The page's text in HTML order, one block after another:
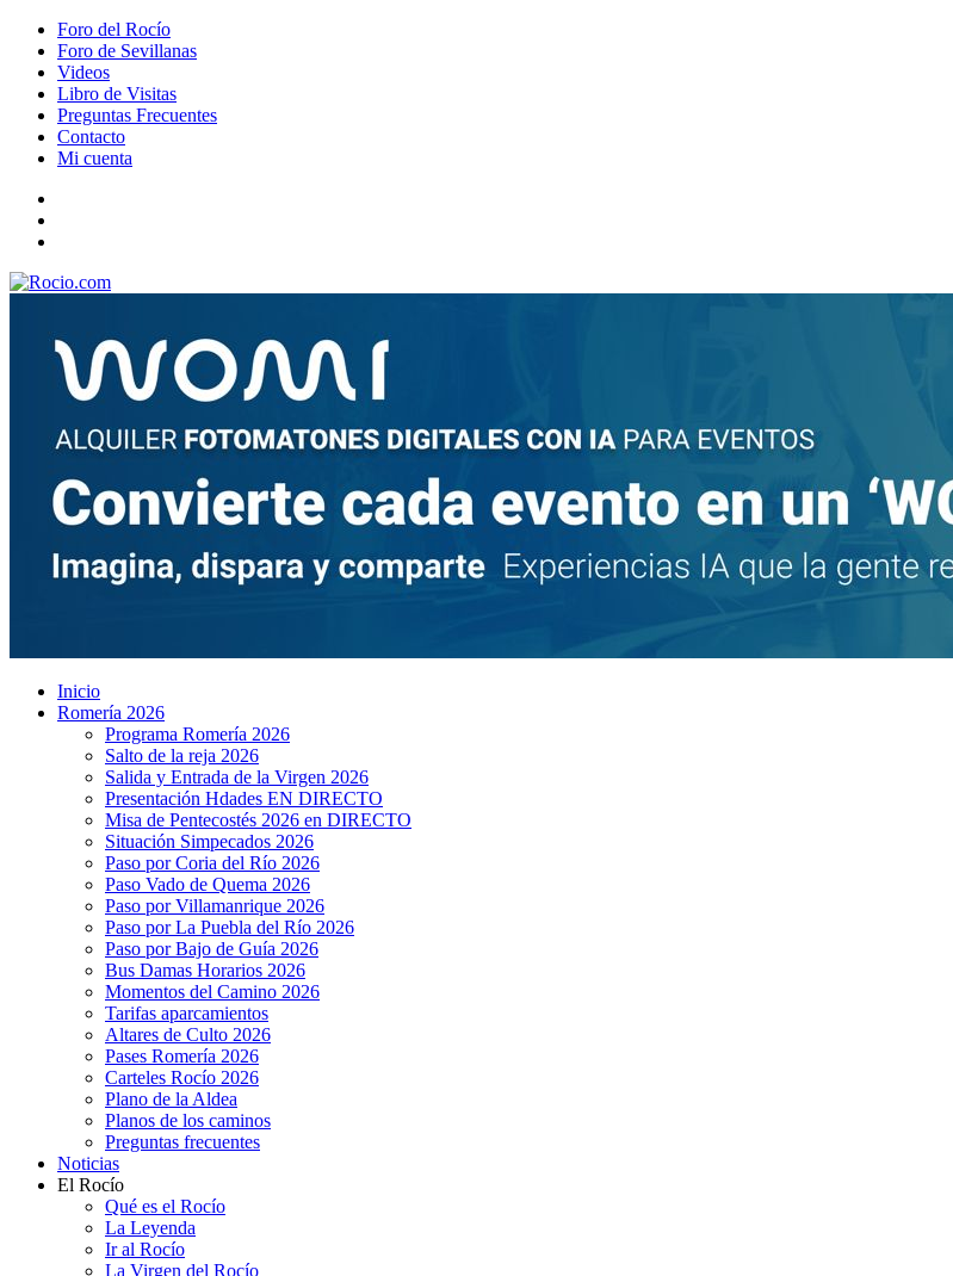
Foro del Rocío
Foro de Sevillanas
Videos
Libro de Visitas
Preguntas Frecuentes
Contacto
Mi cuenta
Inicio
Romería 2026
Programa Romería 2026
Salto de la reja 2026
Salida y Entrada de la Virgen 2026
Presentación Hdades EN DIRECTO
Misa de Pentecostés 2026 en DIRECTO
Situación Simpecados 2026
Paso por Coria del Río 2026
Paso Vado de Quema 2026
Paso por Villamanrique 2026
Paso por La Puebla del Río 2026
Paso por Bajo de Guía 2026
Bus Damas Horarios 2026
Momentos del Camino 2026
Tarifas aparcamientos
Altares de Culto 2026
Pases Romería 2026
Carteles Rocío 2026
Plano de la Aldea
Planos de los caminos
Preguntas frecuentes
Noticias
El Rocío
Qué es el Rocío
La Leyenda
Ir al Rocío
La Virgen del Rocío